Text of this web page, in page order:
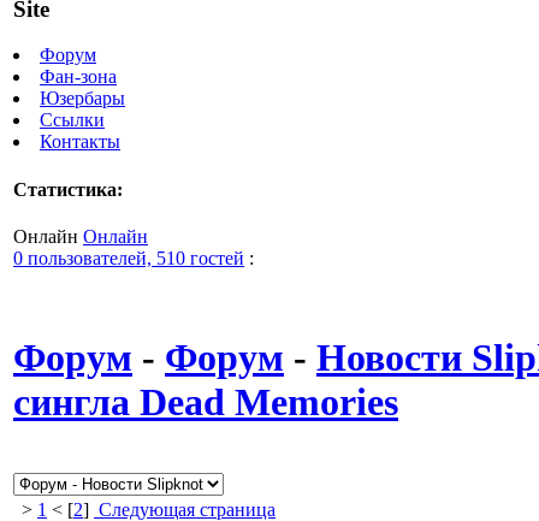
Site
Форум
Фан-зона
Юзербары
Ссылки
Контакты
Статистика:
Онлайн Онлайн
0 пользователей, 510 гостей :
Форум - Форум - Новости
сингла Dead Memories
> 1 < [2] Следующая страница